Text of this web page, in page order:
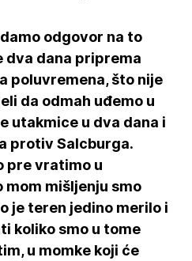
odgovor na to
dva dana priprema
poluvremena, što nije
da odmah uđemo u
utakmice u dva dana i
protiv Salcburga.
pre vratimo u
mom mišljenju smo
je teren jedino merilo i
koliko smo u tome
u momke koji će